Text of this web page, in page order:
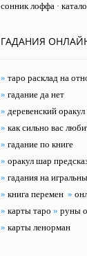
сонник лоффа ·
ГАДАНИЯ
» таро расклад на
» гадание да нет
» деревенский оракул
» как сильно вас
» гадание по книге
» оракул шар
» гадания на
» книга перемен »
» карты таро » руны
» карты ленорман